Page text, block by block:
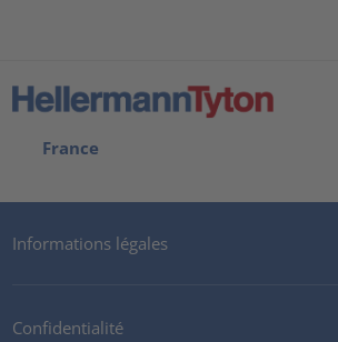
France
Informations légales
Confidentialité